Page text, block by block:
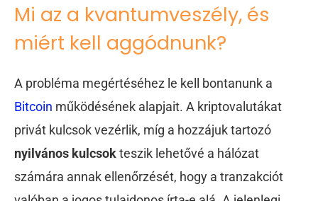
Mi az a kvantumveszély, és
miért kell aggódnunk?
A probléma megértéséhez le kell bontanunk a
Bitcoin működésének alapjait. A kriptovalutákat
privát kulcsok vezérlik, míg a hozzájuk tartozó
nyilvános kulcsokteszik lehetővé a hálózat
számára annak ellenőrzését, hogy a tranzakciót